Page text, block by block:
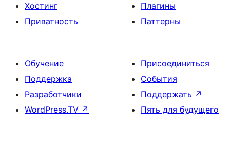
Хостинг
Приватность
Плагины
Паттерны
Обучение
Поддержка
Разработчики
WordPress.TV ↗
Присоединиться
События
Поддержать ↗
Пять для будущего